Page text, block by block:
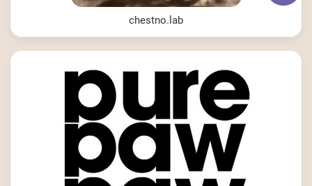
chestno.lab